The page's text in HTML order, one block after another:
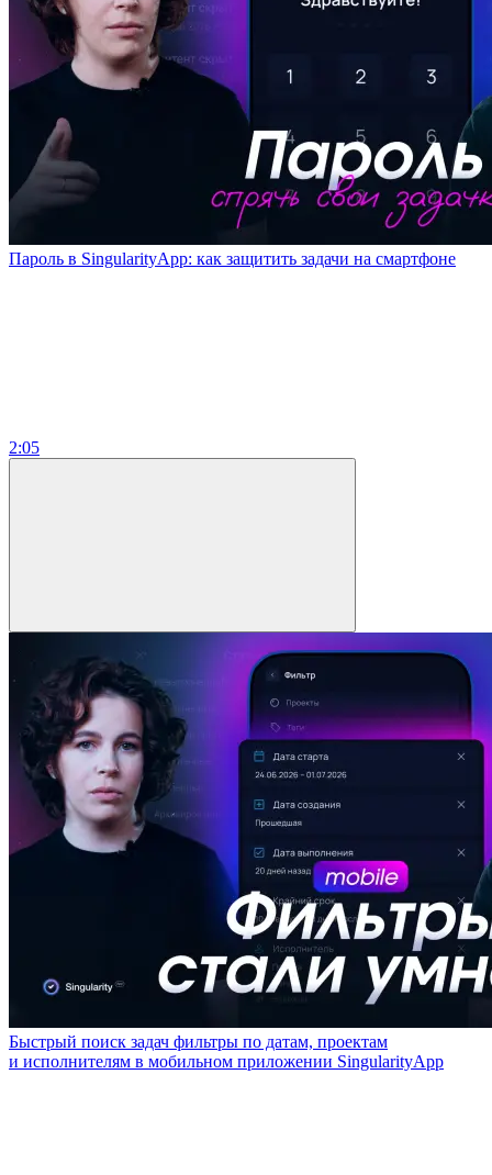
Пароль в SingularityApp: как защитить задачи на смартфоне
2:05
Быстрый поиск задач фильтры по датам, проектам
и исполнителям в мобильном приложении SingularityApp